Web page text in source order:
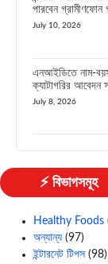
পারবেন গ্রামীণফোন
July 10, 2026
এনআইডিতে নাম-
ক্যাটাগরির আবেদন
July 8, 2026
⚡ বিভাগসমূহ
Healthy Foods
অন্যান্য (97)
ইন্টারনেট টিপস (98)